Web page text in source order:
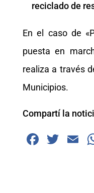
reciclado de
En el caso de
puesta en
realiza a través
Municipios.
Compartí la
F
T
E